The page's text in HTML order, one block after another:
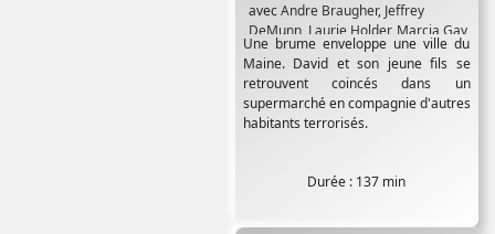
avecAndre Braugher, Jeffrey
DeMunn, Laurie Holder, Marcia Gay
Harden,Thomas Jane, William
Sadler
Une brume enveloppe une ville du
Maine. David et son jeune fils se
retrouvent coincés dans un
supermarché en compagnie d'autres
habitants terrorisés.
Durée : 137 min